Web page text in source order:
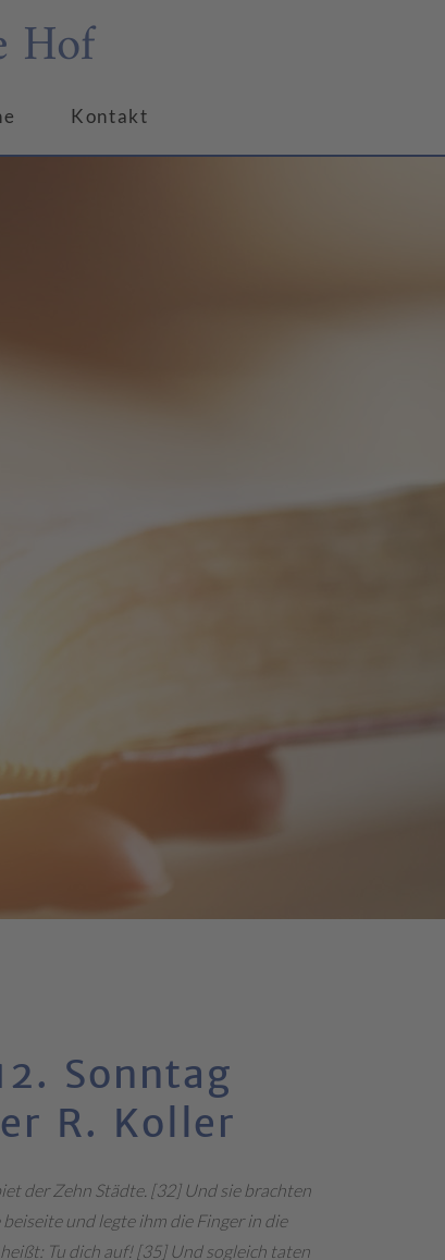
Hof
Kontakt
Sonntag
R. Koller
der Zehn Städte. [32] Und sie brachten
und legte ihm die Finger in die
Tu dich auf! [35] Und sogleich taten